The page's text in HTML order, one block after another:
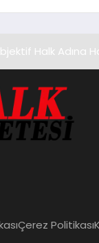
Halk Adına
Çerez Politikası